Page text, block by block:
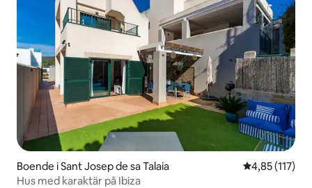
Boende i Sant Josep de sa Talaia 4,85 av 5 i
4,85 (117)
Hus med karaktär på Ibiza